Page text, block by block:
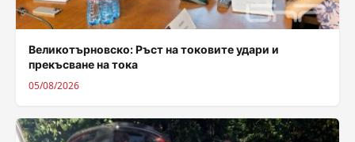
Великотърновско: Ръст на токовите удари и
прекъсване на тока
05/08/2026